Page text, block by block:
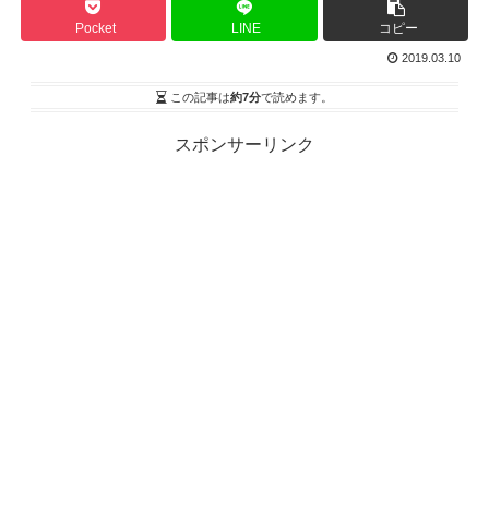
Pocket LINE コピー
2019.03.10
この記事は約7分で読めます。
スポンサーリンク